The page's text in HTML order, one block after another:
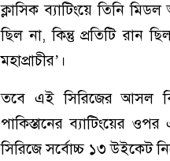
ক্লাসিক ব্যাটিংয়ে তিনি
ছিল না, কিন্তু প্রতিটি রান
মহাপ্রাচীর’।
তবে এই সিরিজের আসল
পাকিস্তানের ব্যাটিংয়ের
সিরিজে সর্বোচ্চ ১৩ উইকেট